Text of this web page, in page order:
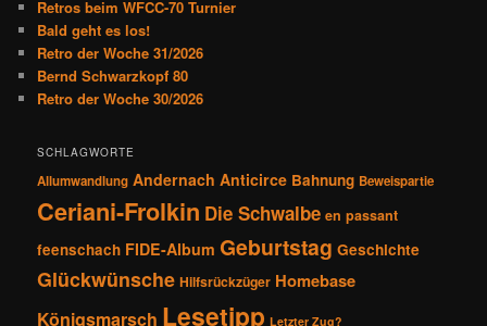
Retros beim WFCC-70 Turnier
Bald geht es los!
Retro der Woche 31/2026
Bernd Schwarzkopf 80
Retro der Woche 30/2026
SCHLAGWORTE
Allumwandlung Andernach Anticirce Bahnung Beweispartie
Ceriani-Frolkin Die Schwalbe en passant
feenschach FIDE-Album Geburtstag Geschichte
Glückwünsche Hilfsrückzüger Homebase
Königsmarsch Lesetipp Letzter Zug?